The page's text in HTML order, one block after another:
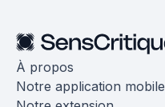
À propos
Notre application mobile